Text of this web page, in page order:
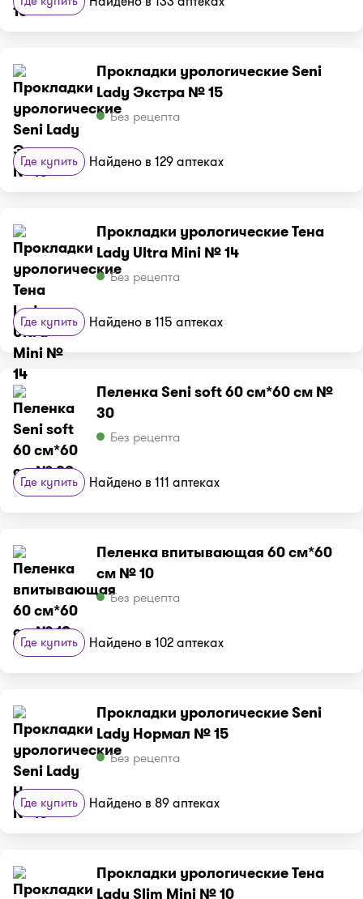
Прокладки урологические Seni
Lady Экстра № 15
Без рецепта
Где купить Найдено в 129 аптеках
Прокладки урологические Тена
Lady Ultra Mini № 14
Без рецепта
Где купить Найдено в 115 аптеках
Пеленка Seni soft 60 см*60 см №
30
Без рецепта
Где купить Найдено в 111 аптеках
Пеленка впитывающая 60 см*60
см № 10
Без рецепта
Где купить Найдено в 102 аптеках
Прокладки урологические Seni
Lady Нормал № 15
Без рецепта
Где купить Найдено в 89 аптеках
Прокладки урологические Тена
Lady Slim Mini № 10